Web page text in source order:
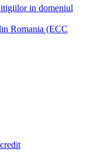
in domeniul
Romania (ECC